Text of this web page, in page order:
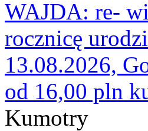
WAJDA: re-
rocznicę
13.08.2026,
od 16,00 pln
Kumotry